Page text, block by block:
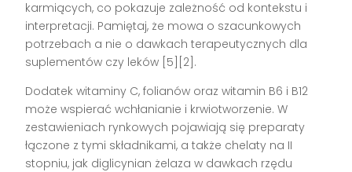
karmiących, co pokazuje zależność od kontekstu i
interpretacji. Pamiętaj, że mowa o szacunkowych
potrzebach a nie o dawkach terapeutycznych dla
suplementów czy leków [5][2].
Dodatek witaminy C, folianów oraz witamin B6 i B12
może wspierać wchłanianie i krwiotworzenie. W
zestawieniach rynkowych pojawiają się preparaty
łączone z tymi składnikami, a także chelaty na II
stopniu, jak diglicynian żelaza w dawkach rzędu